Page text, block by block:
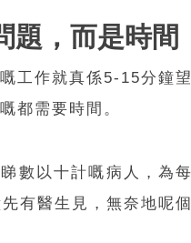
題，而是時間
工作就真係5-15分鐘
都需要時間。
數以十計嘅病人，為
有醫生見，無奈地呢